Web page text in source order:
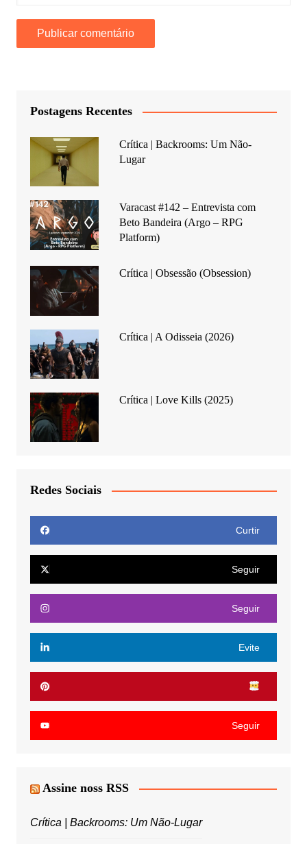
Postagens Recentes
Crítica | Backrooms: Um Não-
Lugar
Varacast #142 – Entrevista com
Beto Bandeira (Argo – RPG
Platform)
Crítica | Obsessão (Obsession)
Crítica | A Odisseia (2026)
Crítica | Love Kills (2025)
Redes Sociais
Curtir
Seguir
Seguir
Evite
Seguir
Assine noss RSS
Crítica | Backrooms: Um Não-Lugar